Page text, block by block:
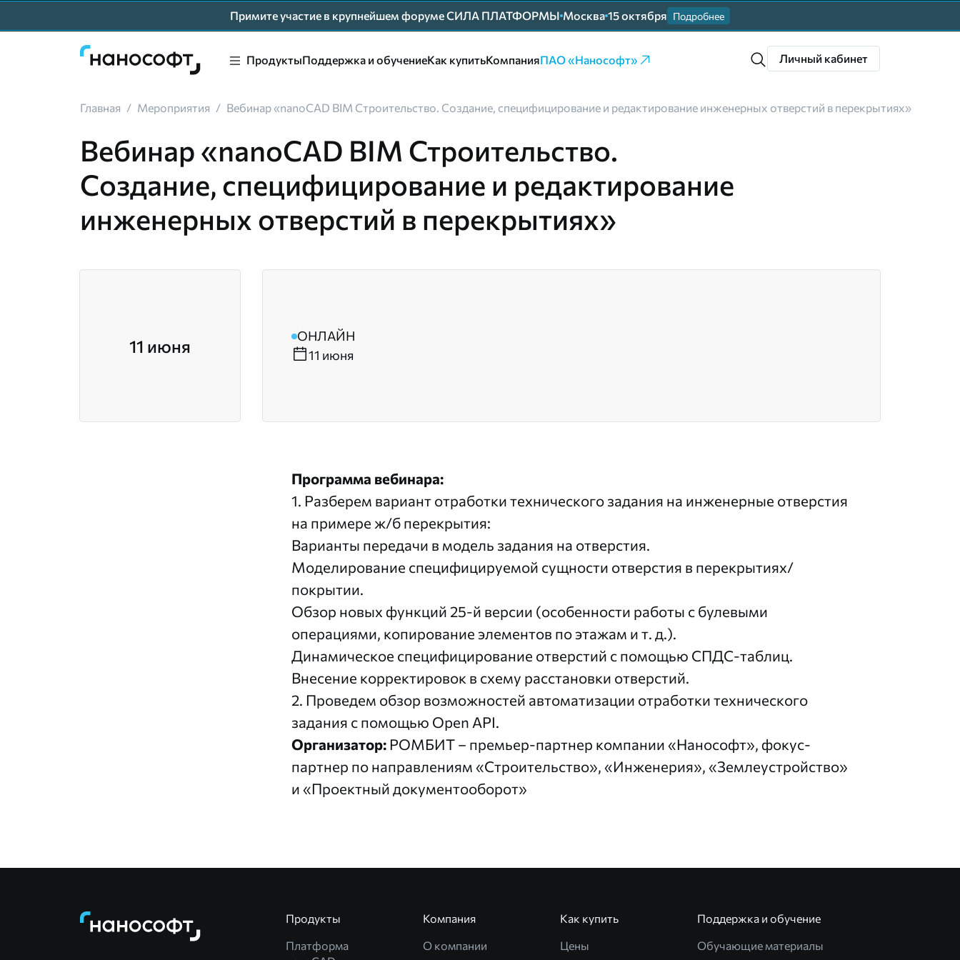
Примите участие в крупнейшем форуме СИЛА ПЛАТФОРМЫ Москва 15 октября Подробнее
ПродуктыПоддержка и обучениеКак купитьКомпанияПАО «Нанософт» Личный кабинет
Главная / Мероприятия / Вебинар «nanoCAD BIM Строительство. Создание, специфицирование и редактирование инженерных отверстий в перекрытиях»
Вебинар «nanoCAD BIM Строительство.
Создание, специфицирование и редактирование
инженерных отверстий в перекрытиях»
11 июня
ОНЛАЙН
11 июня
Программа вебинара:
1. Разберем вариант отработки технического задания на инженерные отверстия
на примере ж/б перекрытия:
Варианты передачи в модель задания на отверстия.
Моделирование специфицируемой сущности отверстия в перекрытиях/
покрытии.
Обзор новых функций 25-й версии (особенности работы с булевыми
операциями, копирование элементов по этажам и т. д.).
Динамическое специфицирование отверстий с помощью СПДС-таблиц.
Внесение корректировок в схему расстановки отверстий.
2. Проведем обзор возможностей автоматизации отработки технического
задания с помощью Open API.
Организатор: РОМБИТ – премьер-партнер компании «Нанософт», фокус-
партнер по направлениям «Строительство», «Инженерия», «Землеустройство»
и «Проектный документооборот»
Продукты
Платформа
Компания
О компании
Как купить
Цены
Поддержка и обучение
Обучающие материалы